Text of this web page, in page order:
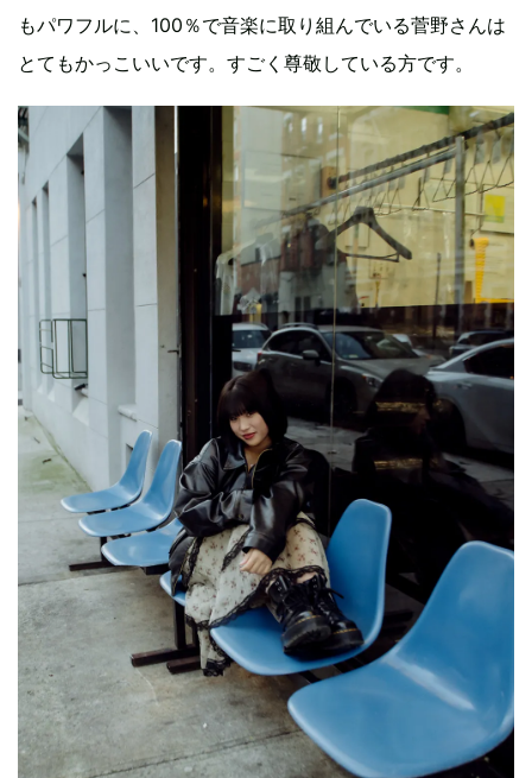
もパワフルに、100％で音楽に取り組んでいる菅野さんは
とてもかっこいいです。すごく尊敬している方です。